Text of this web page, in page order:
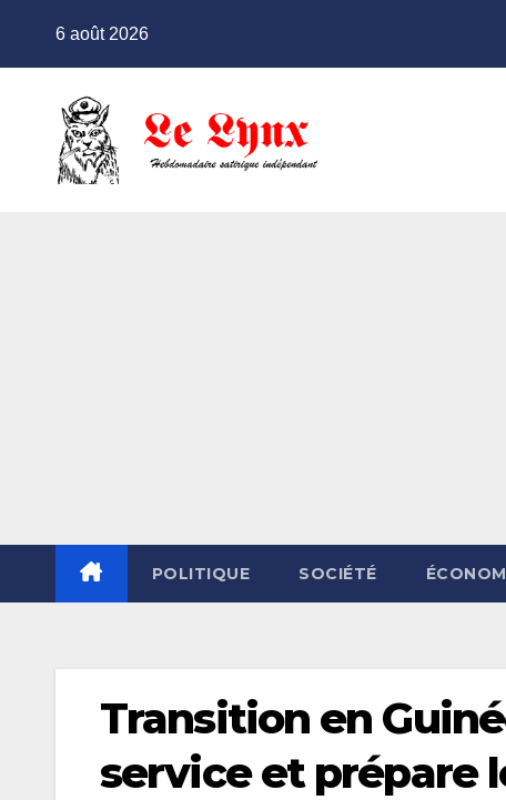
6 août 2026
POLITIQUE SOCIÉTÉ
Transition en
service et prépare